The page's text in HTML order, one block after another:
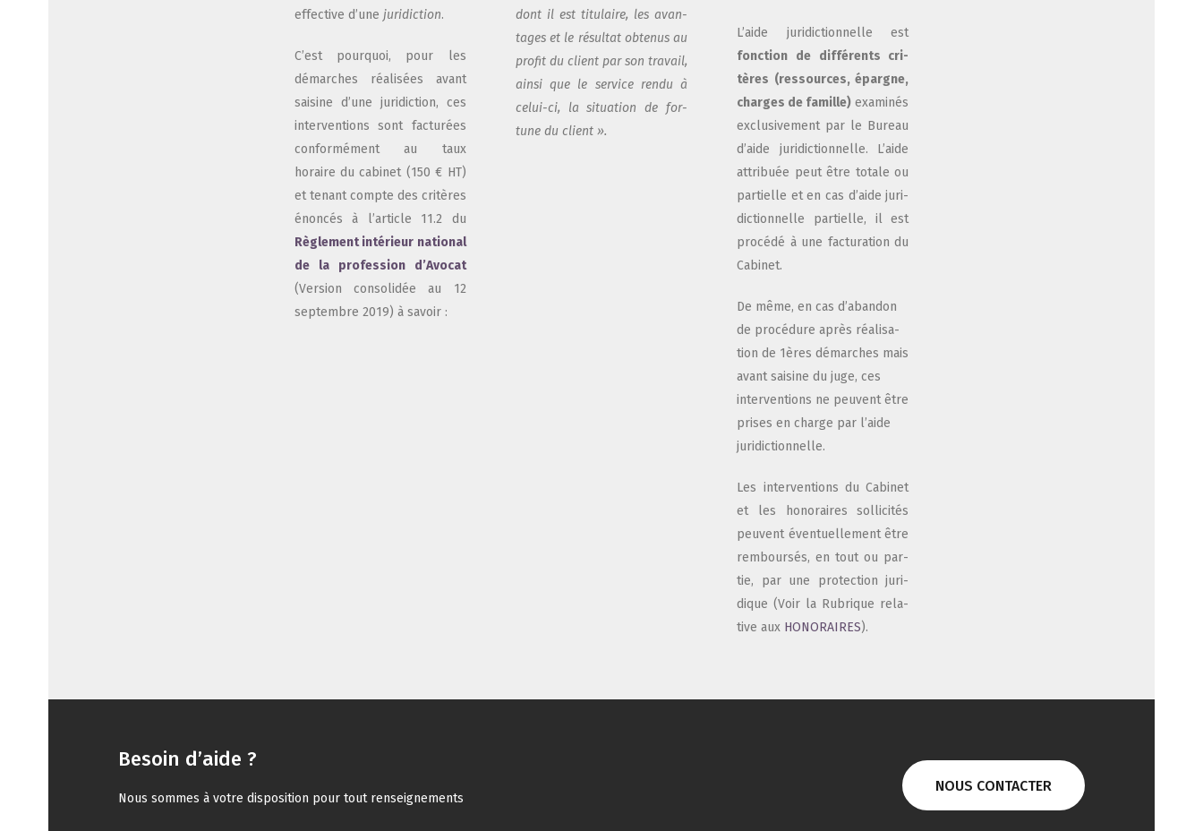
effec­tive d’une juri­dic­tion.
C’est pour­quoi, pour les
démarches réa­li­sées avant
sai­sine d’une juri­dic­tion, ces
inter­ven­tions sont fac­tu­rées
confor­mé­ment au taux
horaire du cabi­net (150 € HT)
et tenant compte des cri­tères
énon­cés à l’article 11.2 du
Règle­ment inté­rieur natio­nal
de la pro­fes­sion d’Avocat
(Ver­sion conso­li­dée au 12
sep­tembre 2019) à savoir :
dont il est titu­laire, les avan­
tages et le résul­tat obte­nus au
pro­fit du client par son tra­vail,
ain­si que le ser­vice ren­du à
celui-ci, la situa­tion de for­
tune du client ».
L’aide juri­dic­tion­nelle est
fonc­tion de dif­fé­rents cri­
tères (res­sources, épargne,
charges de famille) exa­mi­nés
exclu­si­ve­ment par le Bureau
d’aide juri­dic­tion­nelle. L’aide
attri­buée peut être totale ou
par­tielle et en cas d’aide juri­
dic­tion­nelle par­tielle, il est
pro­cé­dé à une fac­tu­ra­tion du
Cabinet.
De même, en cas d’a­ban­don
de pro­cé­dure après réa­li­sa­
tion de 1ères démarches mais
avant sai­sine du juge, ces
inter­ven­tions ne peuvent être
prises en charge par l’aide
juridictionnelle.
Les inter­ven­tions du Cabi­net
et les hono­raires sol­li­ci­tés
peuvent éven­tuel­le­ment être
rem­bour­sés, en tout ou par­
tie, par une pro­tec­tion juri­
dique (Voir la Rubrique rela­
tive aux HONORAIRES).
Besoin d’aide ?
Nous sommes à votre dis­po­si­tion pour tout renseignements
NOUS CONTACTER